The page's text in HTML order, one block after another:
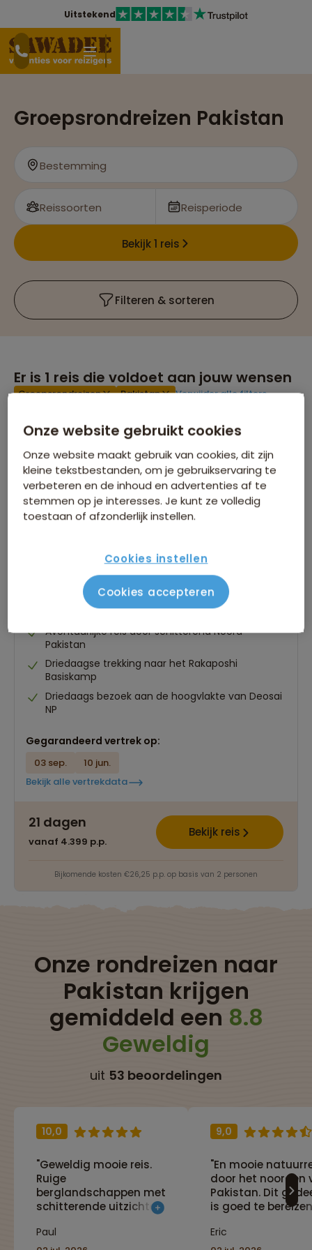
Uitstekend
Groepsrondreizen Pakistan
Bestemming
Reissoorten Reisperiode
Bekijk 1 reis
Filteren & sorteren
Er is 1 reis die voldoet aan jouw wensen
Groepsrondreizen Pakistan
Verwijder alle filters
Groepsrondreis Pakistan - Baltistan &
53 beoordelingen
Avontuurlijke reis door schitterend Noord-
Pakistan
Driedaagse trekking naar het Rakaposhi
Basiskamp
Driedaags bezoek aan de hoogvlakte van Deosai
NP
Gegarandeerd vertrek op:
03 sep.
10 jun.
Bekijk alle vertrekdata
21 dagen
vanaf 4.399 p.p.
Bekijk reis
Bijkomende kosten €26,25 p.p. op basis van 2 personen
Onze rondreizen naar
Pakistan krijgen
gemiddeld een 8.8
Geweldig
uit 53 beoordelingen
10,0
"Geweldig mooie reis.
Ruige
berglandschappen met
schitterende uitzichten
wandelingen. Uiterst
Paul
9,0
"En mooie
door het noorden
Pakistan. Dit
is goed te
een schitterende
Eric
Onze website gebruikt cookies
Onze website maakt gebruik van cookies, dit zijn
kleine tekstbestanden, om je gebruikservaring te
verbeteren en de inhoud en advertenties af te
stemmen op je interesses. Je kunt ze volledig
toestaan of afzonderlijk instellen.
Cookies instellen
Cookies accepteren